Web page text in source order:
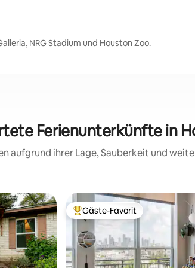
NRG Stadium und Houston Zoo.
Ferienunterkünfte in
aufgrund ihrer Lage, Sauberkeit und
Beliebter Gäste-Favorit.
Gäste-Favorit